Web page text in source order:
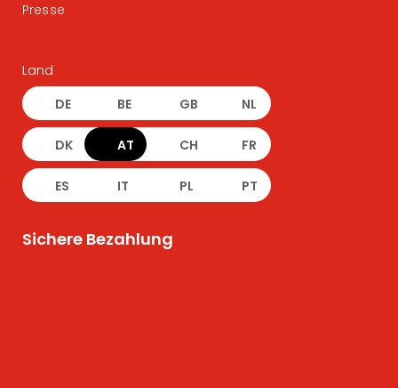
Presse
Land
DE BE GB NL
DK AT CH FR
ES IT PL PT
Sichere Bezahlung